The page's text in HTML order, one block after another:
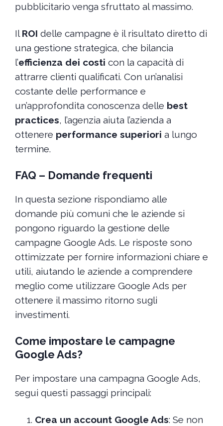
pubblicitario venga sfruttato al massimo.
Il ROI delle campagne è il risultato diretto di
una gestione strategica, che bilancia
l’efficienza dei costi con la capacità di
attrarre clienti qualificati. Con un’analisi
costante delle performance e
un’approfondita conoscenza delle best
practices, l’agenzia aiuta l’azienda a
ottenere performance superiori a lungo
termine.
FAQ – Domande frequenti
In questa sezione rispondiamo alle
domande più comuni che le aziende si
pongono riguardo la gestione delle
campagne Google Ads. Le risposte sono
ottimizzate per fornire informazioni chiare e
utili, aiutando le aziende a comprendere
meglio come utilizzare Google Ads per
ottenere il massimo ritorno sugli
investimenti.
Come impostare le campagne
Google Ads?
Per impostare una campagna Google Ads,
segui questi passaggi principali:
Crea un account Google Ads: Se non